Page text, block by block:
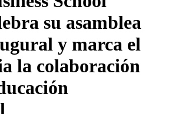
su asamblea
y marca el
la colaboración